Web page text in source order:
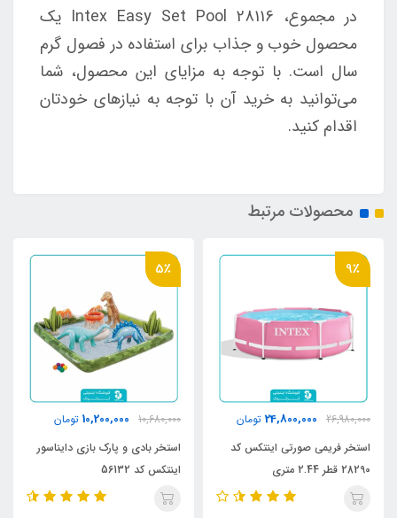
در مجموع، Intex Easy Set Pool 28116 یک
محصول خوب و جذاب برای استفاده در فصول گرم
سال است. با توجه به مزایای این محصول، شما
می‌توانید به خرید آن با توجه به نیازهای خودتان
اقدام کنید.
محصولات مرتبط
9٪
26,980,000
24,800,000 تومان
استخر فریمی صورتی اینتکس کد
28290 قطر 2.44 متری
5٪
10,680,000
10,200,000 تومان
استخر بادی و پارک بازی دایناسور
اینتکس کد 56132